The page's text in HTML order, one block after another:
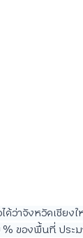
ด้ว่าจังหวัดเชียง
% ของพื้นที่ ประ